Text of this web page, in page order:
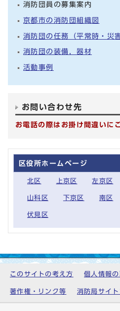
消防団員の募集案内
京都市の消防団組織図
消防団の任務（平常時・災
消防団の装備，器材
活動事例
お問い合わせ先
お電話の際はお掛け間違いに
区役所ホームページ
北区 上京区 左京区
山科区 下京区 南区
伏見区
このサイトの考え方 個人情報の
著作権・リンク等 消防局サイ